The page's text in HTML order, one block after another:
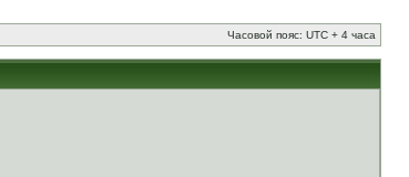
Часовой пояс: UTC + 4 часа